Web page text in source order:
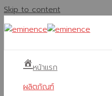
Skip to content
หน้าแรก
ผลิตภัณฑ์